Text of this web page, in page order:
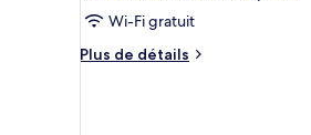
type
chambre :
Wi-Fi gratuit
Plus de détails
Plus